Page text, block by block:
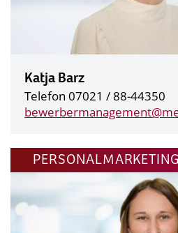
Katja Barz
Telefon 07021 / 88-44350
bewerbermanagement@